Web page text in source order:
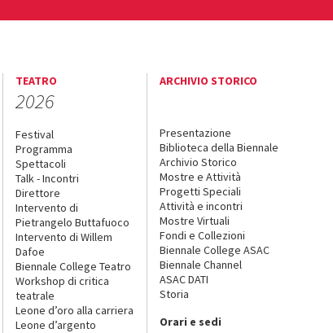
TEATRO
2026
Festival
Programma
Spettacoli
Talk - Incontri
Direttore
Intervento di
Pietrangelo Buttafuoco
Intervento di Willem
Dafoe
Biennale College Teatro
Workshop di critica
teatrale
Leone d’oro alla carriera
Leone d’argento
ARCHIVIO STORICO
Presentazione
Biblioteca della Biennale
Archivio Storico
Mostre e Attività
Progetti Speciali
Attività e incontri
Mostre Virtuali
Fondi e Collezioni
Biennale College ASAC
Biennale Channel
ASAC DATI
Storia
Orari e sedi